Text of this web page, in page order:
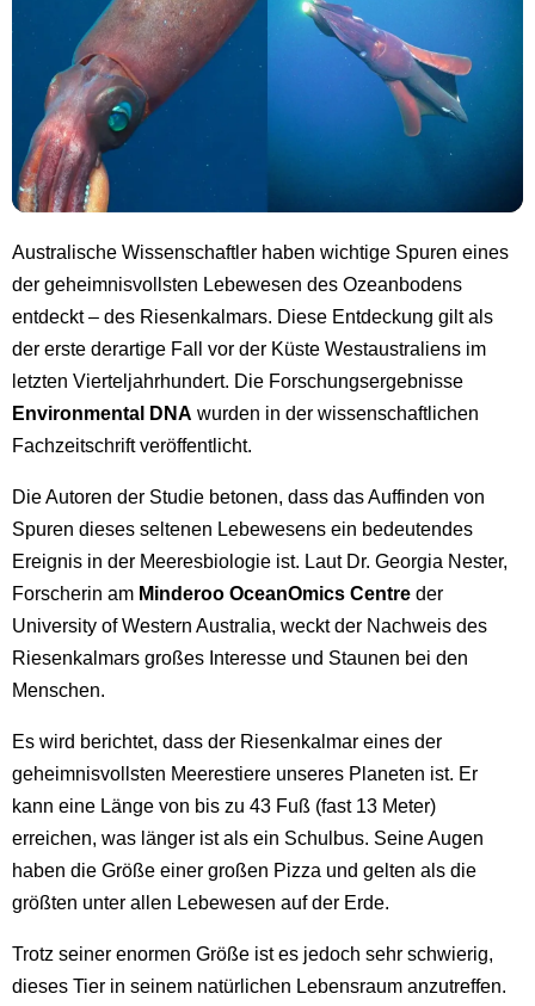
Australische Wissenschaftler haben wichtige Spuren eines
der geheimnisvollsten Lebewesen des Ozeanbodens
entdeckt – des Riesenkalmars. Diese Entdeckung gilt als
der erste derartige Fall vor der Küste Westaustraliens im
letzten Vierteljahrhundert. Die Forschungsergebnisse
Environmental DNA wurden in der wissenschaftlichen
Fachzeitschrift veröffentlicht.
Die Autoren der Studie betonen, dass das Auffinden von
Spuren dieses seltenen Lebewesens ein bedeutendes
Ereignis in der Meeresbiologie ist. Laut Dr. Georgia Nester,
Forscherin am Minderoo OceanOmics Centre der
University of Western Australia, weckt der Nachweis des
Riesenkalmars großes Interesse und Staunen bei den
Menschen.
Es wird berichtet, dass der Riesenkalmar eines der
geheimnisvollsten Meerestiere unseres Planeten ist. Er
kann eine Länge von bis zu 43 Fuß (fast 13 Meter)
erreichen, was länger ist als ein Schulbus. Seine Augen
haben die Größe einer großen Pizza und gelten als die
größten unter allen Lebewesen auf der Erde.
Trotz seiner enormen Größe ist es jedoch sehr schwierig,
dieses Tier in seinem natürlichen Lebensraum anzutreffen.